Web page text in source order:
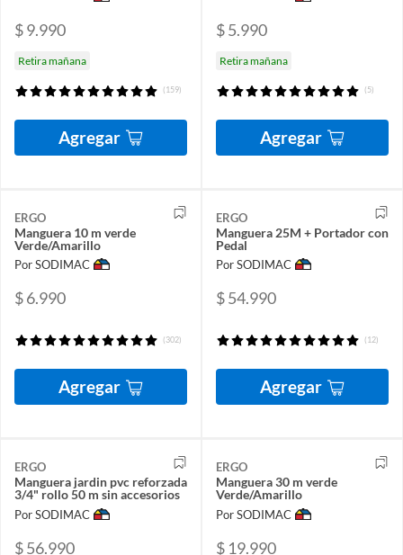
$ 9.990
Retira mañana
(159)
Agregar
$ 5.990
Retira mañana
(5)
Agregar
ERGO
Manguera 10 m verde
Verde/Amarillo
Por SODIMAC
$ 6.990
(302)
Agregar
ERGO
Manguera 25M + Portador con
Pedal
Por SODIMAC
$ 54.990
(12)
Agregar
ERGO
Manguera jardin pvc reforzada
3/4" rollo 50 m sin accesorios
Por SODIMAC
$ 56.990
ERGO
Manguera 30 m verde
Verde/Amarillo
Por SODIMAC
$ 19.990